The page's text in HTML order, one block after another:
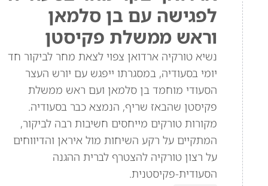
לפגישה עם בן סלמאן
וראש ממשלת פקיסטן
נשיא טורקיה ארדואן צפוי לצאת מחר לביקור חד
יומי בסעודיה, במסגרתו ייפגש עם יורש העצר
הסעודי מוחמד בן סלמאן ועם ראש ממשלת
פקיסטן שהבאז שריף, הנמצא כבר בסעודיה.
מקורות טורקים מייחסים חשיבות רבה לביקור,
המתקיים על רקע השיחות מול איראן והדיווחים
על רצון טורקיה להצטרף לברית ההגנה
הסעודית-פקיסטנית.